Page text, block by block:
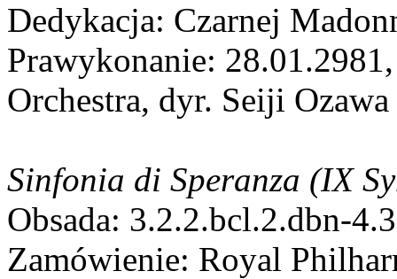
Dedykacja: Czarnej
Prawykonanie:
Orchestra, dyr. Seiji Ozawa
Sinfonia di Speranza (IX
Obsada: 3.2.2.bcl.2.dbn-
Zamówienie: Royal